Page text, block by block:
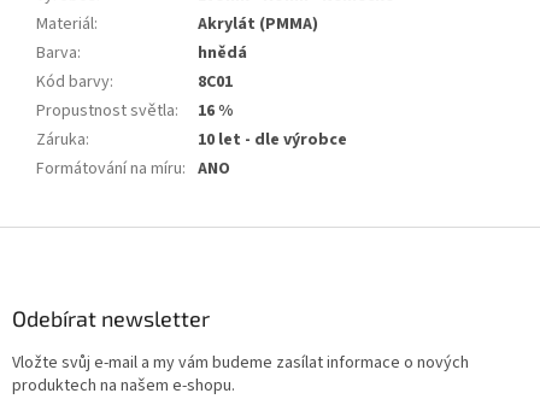
Materiál:
Akrylát (PMMA)
Barva:
hnědá
Kód barvy:
8C01
Propustnost světla:
16 %
Záruka:
10 let - dle výrobce
Formátování na míru: ANO
Odebírat newsletter
Vložte svůj e-mail a my vám budeme zasílat informace o nových
produktech na našem e-shopu.